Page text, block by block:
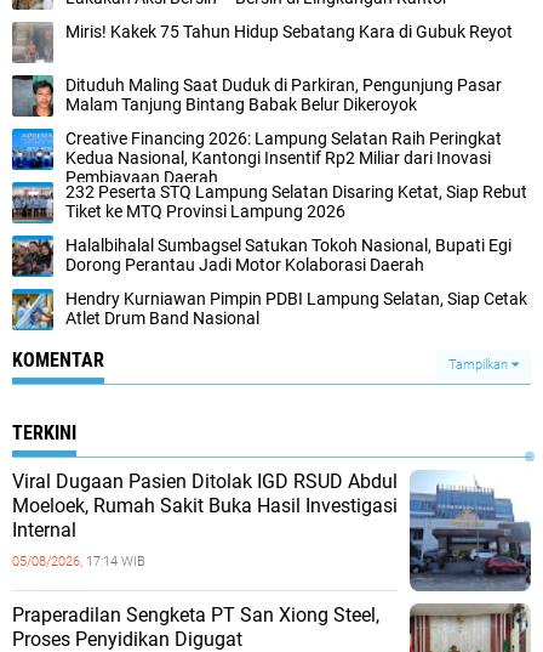
Miris! Kakek 75 Tahun Hidup Sebatang Kara di Gubuk Reyot
Dituduh Maling Saat Duduk di Parkiran, Pengunjung Pasar
Malam Tanjung Bintang Babak Belur Dikeroyok
Creative Financing 2026: Lampung Selatan Raih Peringkat
Kedua Nasional, Kantongi Insentif Rp2 Miliar dari Inovasi
Pembiayaan Daerah
232 Peserta STQ Lampung Selatan Disaring Ketat, Siap Rebut
Tiket ke MTQ Provinsi Lampung 2026
Halalbihalal Sumbagsel Satukan Tokoh Nasional, Bupati Egi
Dorong Perantau Jadi Motor Kolaborasi Daerah
Hendry Kurniawan Pimpin PDBI Lampung Selatan, Siap Cetak
Atlet Drum Band Nasional
KOMENTAR Tampilkan
TERKINI
Viral Dugaan Pasien Ditolak IGD RSUD Abdul
Moeloek, Rumah Sakit Buka Hasil Investigasi
Internal
05/08/2026, 17:14 WIB
Praperadilan Sengketa PT San Xiong Steel,
Proses Penyidikan Digugat